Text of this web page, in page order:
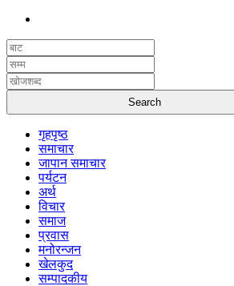
गृहपृष्ठ
समाचार
जापान समाचार
पर्यटन
अर्थ
विचार
समाज
प्रवास
मनोरन्जन
खेलकुद
सम्पादकीय